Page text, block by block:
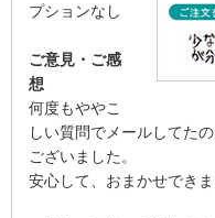
プションなし
ご意見・ご感
想
何度もややこ
しい質問でメールしてた
ございました。
安心して、おまかせでき